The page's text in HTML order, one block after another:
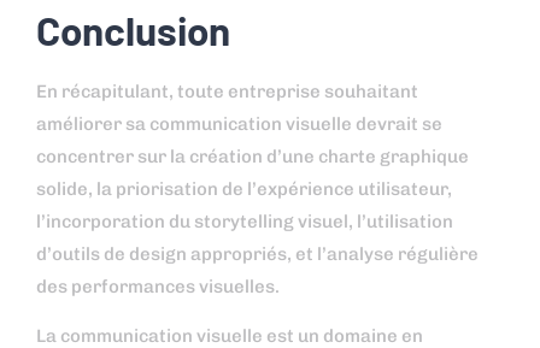
Conclusion
En récapitulant, toute entreprise souhaitant
améliorer sa communication visuelle devrait se
concentrer sur la création d’une charte graphique
solide, la priorisation de l’expérience utilisateur,
l’incorporation du storytelling visuel, l’utilisation
d’outils de design appropriés, et l’analyse régulière
des performances visuelles.
La communication visuelle est un domaine en